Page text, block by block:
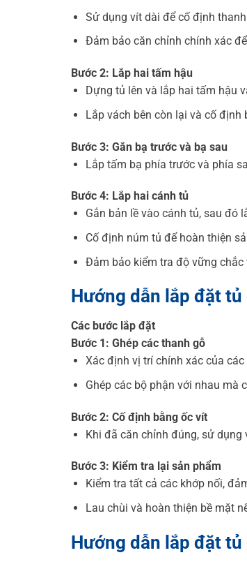
Sử dụng vít dài để cố định
Đảm bảo căn chỉnh chính xác
Bước 2: Lắp hai tấm hậu
Dựng tủ lên và lắp hai tấm hậu
Lắp vách bên còn lại và cố định
Bước 3: Gắn bạ trước và bạ sau
Lắp tấm bạ phía trước và phía
Bước 4: Lắp hai cánh tủ
Gắn bản lề vào cánh tủ, sau đó
Cố định núm tủ để hoàn thiện
Đảm bảo kiểm tra độ vững
Hướng dẫn lắp đặt
Các bước lắp đặt
Bước 1: Ghép các thanh gỗ
Xác định vị trí chính xác của
Ghép các bộ phận với nhau mà
Bước 2: Cố định bằng ốc vít
Khi đã căn chỉnh đúng, sử
Bước 3: Kiểm tra lại sản phẩm
Kiểm tra tất cả các khớp nối,
Lau chùi và hoàn thiện bề mặt
Hướng dẫn lắp đặt tủ